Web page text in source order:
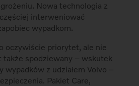
Nowa technologia z
interweniować
wypadkom.
oczywiście priorytet, ale nie
także spodziewany – wskutek
wypadków z udziałem Volvo –
Pakiet Care,